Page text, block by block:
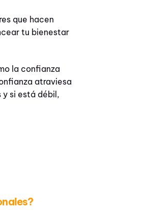
que hacen
tu bienestar
la confianza
atraviesa
si está débil,